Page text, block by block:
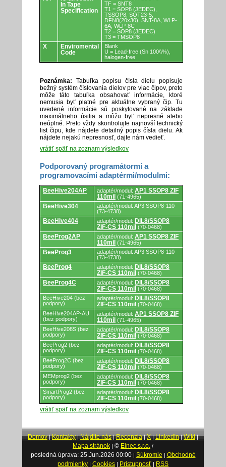
In Tape
Specification
TF = SNT8
T1 = SOP8 (JEDEC),
TSSOP8, SOT23-5,
DFN8(20x30), SNT-8A, WLP-
6A, WLP-8C
T2 = SOP8 (JEDEC)
T3 = TMSOP8
X
Enviromental
Code
Blank
U = Lead-free (Sn 100\\%),
halogen-free
Poznámka: Tabuľka popisu čísla dielu popisuje
bežný systém číslovania dielov pre viac čipov, preto
môže táto tabuľka obsahovať informácie, ktoré
nemusia byť platné pre aktuálne vybraný čip. Tu
uvedené informácie sú poskytované na základe
maximálneho úsilia a môžu byť nepresné alebo
neúplné. Preto vždy skontrolujte najnovší technický
list čipu, kde nájdete detailný popis čísla dielu. Ak
nájdete nejakú nepresnosť, dajte nám vedieť.
vrátiť späť na zoznam výsledkov
Podporovaný programátormi a
programovacími adaptérmi/modulmi:
Podporovaný
programátormi
a
programovacími
BeeHive204AP adaptér/modul: AP1 SSOP8 ZIF
110mil (71-4965)
BeeHive304
adaptér/modul: AP3 SSOP8-110
(73-4738)
BeeHive404 adaptér/modul: DIL8/SSOP8
ZIF-CS 110mil (70-0468)
BeeProg2AP adaptér/modul: AP1 SSOP8 ZIF
110mil (71-4965)
BeeProg3
adaptér/modul: AP3 SSOP8-110
(73-4738)
BeeProg4 adaptér/modul: DIL8/SSOP8
ZIF-CS 110mil (70-0468)
BeeProg4C adaptér/modul: DIL8/SSOP8
ZIF-CS 110mil (70-0468)
BeeHive204 (bez
podpory)
adaptér/modul: DIL8/SSOP8
ZIF-CS 110mil (70-0468)
BeeHive204AP-AU
(bez podpory)
adaptér/modul: AP1 SSOP8 ZIF
110mil (71-4965)
BeeHive208S (bez
podpory)
adaptér/modul: DIL8/SSOP8
ZIF-CS 110mil (70-0468)
BeeProg2 (bez
podpory)
adaptér/modul: DIL8/SSOP8
ZIF-CS 110mil (70-0468)
BeeProg2C (bez
podpory)
adaptér/modul: DIL8/SSOP8
ZIF-CS 110mil (70-0468)
MEMprog2 (bez
podpory)
adaptér/modul: DIL8/SSOP8
ZIF-CS 110mil (70-0468)
SmartProg2 (bez
podpory)
adaptér/modul: DIL8/SSOP8
ZIF-CS 110mil (70-0468)
vrátiť späť na zoznam výsledkov
Domov|Kontakty|Nájdite nás|Recenzia|X|LinkedIn|Wiki|
Mapa stránok | © Elnec s.r.o. /
posledná úprava: 25.Jun.2026 00:00| Súkromie | Obchodné
podmienky | Cookies | Prístupnosť | RSS